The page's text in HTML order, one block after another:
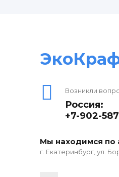
Возникли
Россия:
+7-902-
Мы находимся по
г. Екатеринбург, ул.